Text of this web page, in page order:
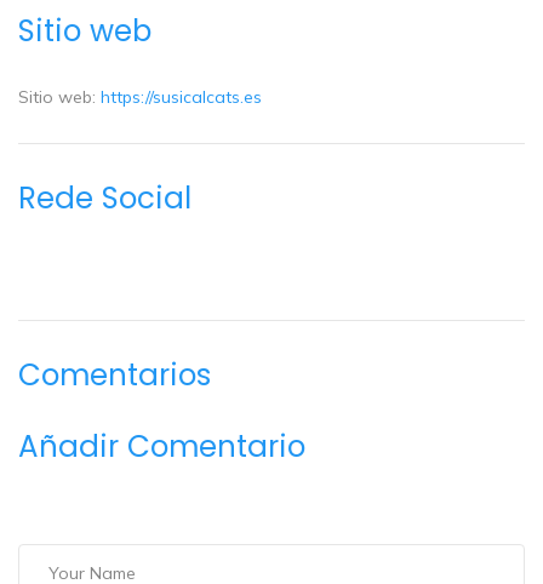
Sitio web
Sitio web: https://susicalcats.es
Rede Social
Comentarios
Añadir Comentario